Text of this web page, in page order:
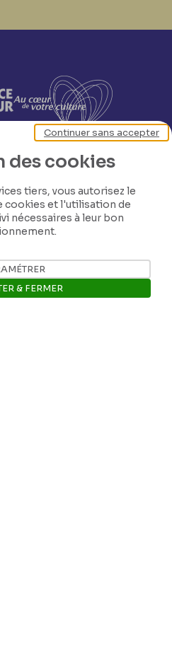
des cookies
tiers, vous autorisez le
cookies et l'utilisation de
nécessaires à leur bon
Continuer sans accepter
& FERMER